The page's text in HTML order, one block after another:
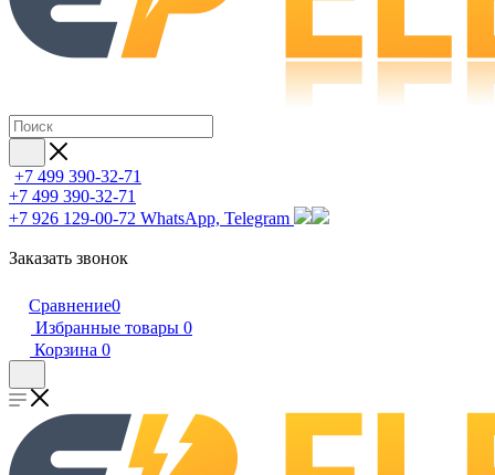
+7 499 390-32-71
+7 499 390-32-71
+7 926 129-00-72 WhatsApp, Telegram
Заказать звонок
Сравнение0
Избранные товары 0
Корзина 0